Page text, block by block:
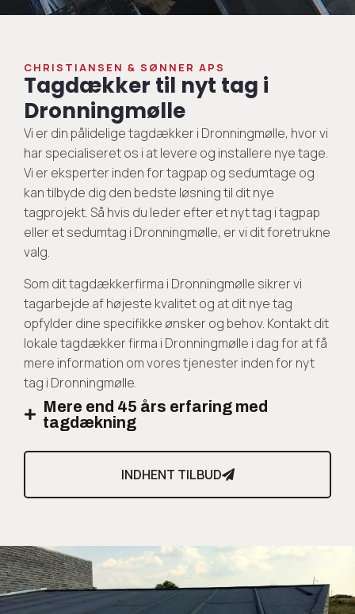
CHRISTIANSEN & SØNNER APS
Tagdækker til nyt tag i
Dronningmølle
Vi er din pålidelige tagdækker i Dronningmølle, hvor vi
har specialiseret os i at levere og installere nye tage.
Vi er eksperter inden for tagpap og sedumtage og
kan tilbyde dig den bedste løsning til dit nye
tagprojekt. Så hvis du leder efter et nyt tag i tagpap
eller et sedumtag i Dronningmølle, er vi dit foretrukne
valg.
Som dit tagdækkerfirma i Dronningmølle sikrer vi
tagarbejde af højeste kvalitet og at dit nye tag
opfylder dine specifikke ønsker og behov. Kontakt dit
lokale tagdækker firma i Dronningmølle i dag for at få
mere information om vores tjenester inden for nyt
tag i Dronningmølle.
Mere end 45 års erfaring med
tagdækning
INDHENT TILBUD